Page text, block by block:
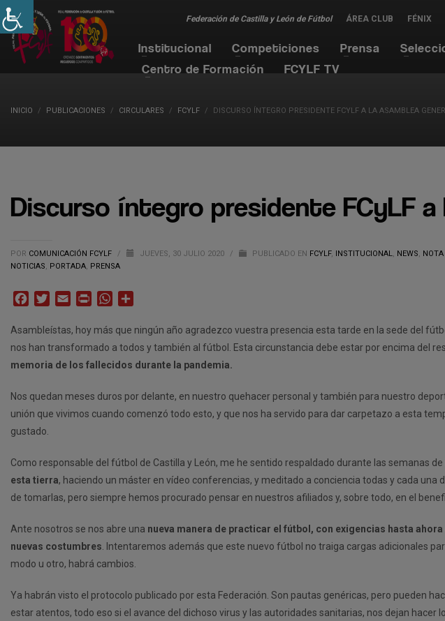
Federación de Castilla y León de Fútbol ÁREA CLUB FÉNIX
Institucional Competiciones Prensa
Centro de Formación
FCYLF TV
INICIO PUBLICACIONES CIRCULARES FCYLF DISCURSO ÍNTEGRO PRESIDENTE FCYLF A LA ASAMBLEA
Discurso íntegro presidente FCyLF a
POR COMUNICACIÓN FCYLF / JUEVES, 30 JULIO 2020 / PUBLICADO EN FCYLF, INSTITUCIONAL, NEWS,
NOTICIAS, PORTADA, PRENSA
FacebookTwitterEmail Print WhatsApp
Asambleístas, hoy más que ningún año agradezco vuestra presencia esta tarde en la sede del
nos han transformado a todos y también al fútbol. Esta circunstancia debe estar por encima del
memoria de los fallecidos durante la pandemia.
Nos quedan meses duros por delante, en nuestro quehacer personal y también para nuestro
unión que vivimos cuando comenzó todo esto, y que nos ha servido para dar carpetazo a esta
gustado.
Como responsable del fútbol de Castilla y León, me he sentido respaldado durante las semanas de
esta tierra, haciendo un máster en vídeo conferencias, y meditado a conciencia todas y cada una
de tomarlas, pero siempre hemos procurado pensar en nuestros afiliados y, sobre todo, en el
Ante nosotros se nos abre una nueva manera de practicar el fútbol, con exigencias hasta
nuevas costumbres . Intentaremos además que este nuevo fútbol no traiga cargas adicionales
modo u otro, habrá cambios.
Ya habrán visto el protocolo publicado por esta Federación. Son pautas genéricas, pero pueden
estar atentos, todo eso si el avance del dichoso virus y las autoridades sanitarias, nos dejan hacer